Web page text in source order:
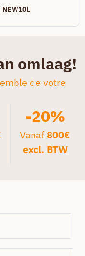
NEW10L
omlaag!
de votre
-20%
Vanaf800€
excl. BTW